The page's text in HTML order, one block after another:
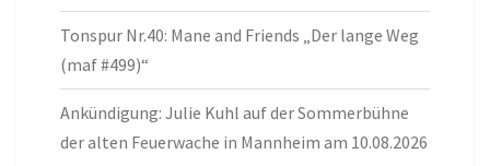
Tonspur Nr.40: Mane and Friends „Der lange Weg
(maf #499)“
Ankündigung: Julie Kuhl auf der Sommerbühne
der alten Feuerwache in Mannheim am 10.08.2026